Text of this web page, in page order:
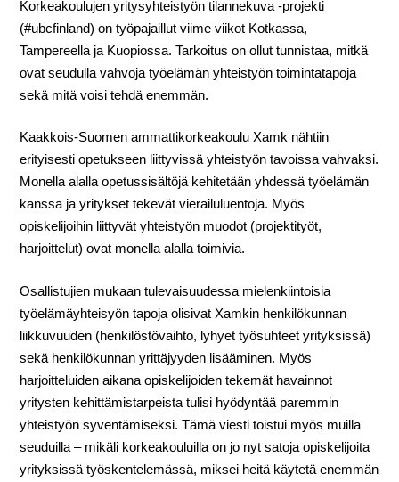
Korkeakoulujen yritysyhteistyön tilannekuva -projekti
(#ubcfinland) on työpajaillut viime viikot Kotkassa,
Tampereella ja Kuopiossa. Tarkoitus on ollut tunnistaa, mitkä
ovat seudulla vahvoja työelämän yhteistyön toimintatapoja
sekä mitä voisi tehdä enemmän.
Kaakkois-Suomen ammattikorkeakoulu Xamk nähtiin
erityisesti opetukseen liittyvissä yhteistyön tavoissa vahvaksi.
Monella alalla opetussisältöjä kehitetään yhdessä työelämän
kanssa ja yritykset tekevät vierailuluentoja. Myös
opiskelijoihin liittyvät yhteistyön muodot (projektityöt,
harjoittelut) ovat monella alalla toimivia.
Osallistujien mukaan tulevaisuudessa mielenkiintoisia
työelämäyhteisyön tapoja olisivat Xamkin henkilökunnan
liikkuvuuden (henkilöstövaihto, lyhyet työsuhteet yrityksissä)
sekä henkilökunnan yrittäjyyden lisääminen. Myös
harjoitteluiden aikana opiskelijoiden tekemät havainnot
yritysten kehittämistarpeista tulisi hyödyntää paremmin
yhteistyön syventämiseksi. Tämä viesti toistui myös muilla
seuduilla – mikäli korkeakouluilla on jo nyt satoja opiskelijoita
yrityksissä työskentelemässä, miksei heitä käytetä enemmän